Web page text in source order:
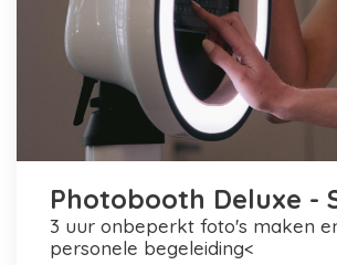
Photobooth Deluxe -
3 uur onbeperkt foto's maken en printen +
personele begeleiding<